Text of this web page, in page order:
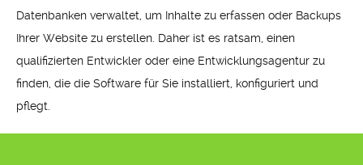
Datenbanken verwaltet, um Inhalte zu erfassen oder Backups
Ihrer Website zu erstellen. Daher ist es ratsam, einen
qualifizierten Entwickler oder eine Entwicklungsagentur zu
finden, die die Software für Sie installiert, konfiguriert und
pflegt.